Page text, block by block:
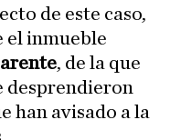
de este caso,
el inmueble
, de la que
desprendieron
han avisado a la